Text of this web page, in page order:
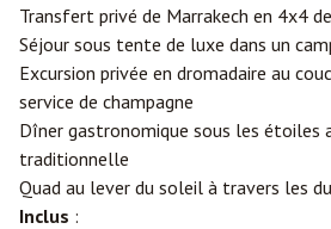
Transfert privé de Marrakech en 4x4
Séjour sous tente de luxe dans un
Excursion privée en dromadaire au
service de champagne
Dîner gastronomique sous les étoiles
traditionnelle
Quad au lever du soleil à travers les
Inclus :